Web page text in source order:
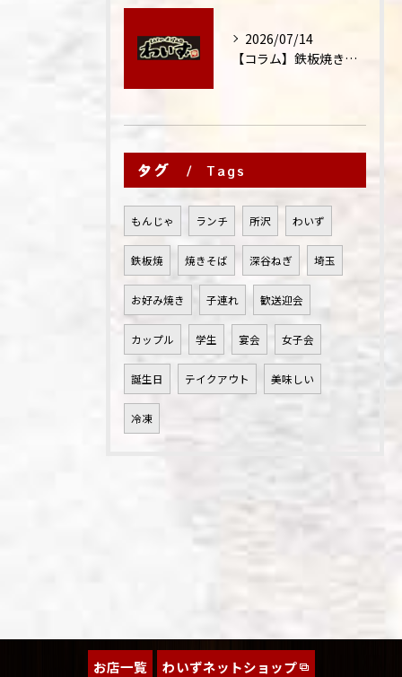
2026/07/14
【コラム】鉄板焼きが"コミュニケーション飯"と呼ばれる理由
タグ Tags
もんじゃ ランチ 所沢 わいず
鉄板焼 焼きそば 深谷ねぎ 埼玉
お好み焼き 子連れ 歓送迎会
カップル 学生 宴会 女子会
誕生日 テイクアウト 美味しい
冷凍
お店一覧 わいずネットショップ